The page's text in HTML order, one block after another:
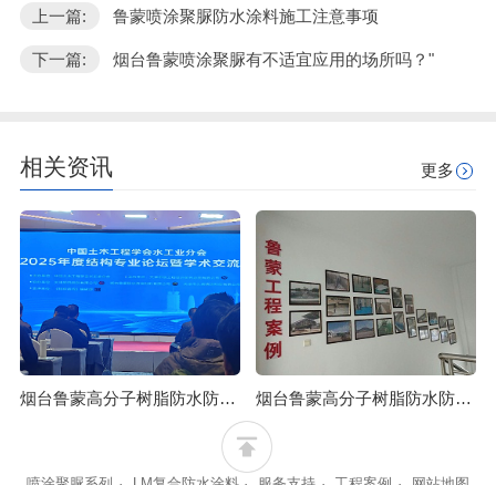
上一篇: 鲁蒙喷涂聚脲防水涂料施工注意事项
下一篇: 烟台鲁蒙喷涂聚脲有不适宜应用的场所吗？"
相关资讯 更多
烟台鲁蒙高分子树脂防水防腐涂料可应用于石油化工行业 烟台鲁蒙高分子树脂防水防腐涂料可防止混凝土浒苔附着